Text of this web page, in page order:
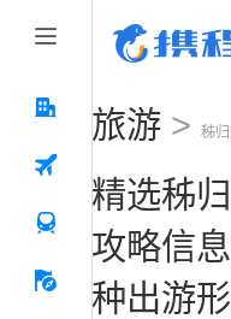
旅游 > 秭归
精选秭归
攻略信息
种出游